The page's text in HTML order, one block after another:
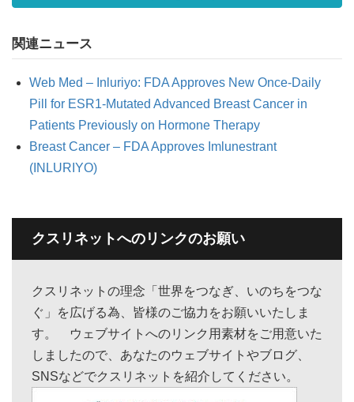
関連ニュース
Web Med – Inluriyo: FDA Approves New Once-Daily
Pill for ESR1-Mutated Advanced Breast Cancer in
Patients Previously on Hormone Therapy
Breast Cancer – FDA Approves Imlunestrant
(INLURIYO)
クスリネットへのリンクのお願い
クスリネットの理念「世界をつなぎ、いのちをつな
ぐ」を広げる為、皆様のご協力をお願いいたしま
す。 ウェブサイトへのリンク用素材をご用意いた
しましたので、あなたのウェブサイトやブログ、
SNSなどでクスリネットを紹介してください。